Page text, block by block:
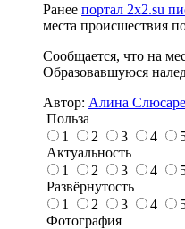
Ранее портал 2x2.su
места происшествия
Сообщается, что на
Образовавшуюся
Автор: Алина
Польза
1
2 3 4
Актуальность
1
2 3 4
Развёрнутость
1
2 3 4
Фотография